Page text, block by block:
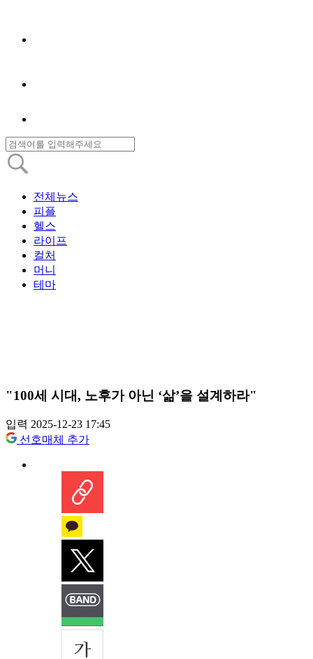
전체뉴스
피플
헬스
라이프
컬처
머니
테마
"100세 시대, 노후가 아닌 ‘삶’을 설계하라"
입력 2025-12-23 17:45
선호매체 추가